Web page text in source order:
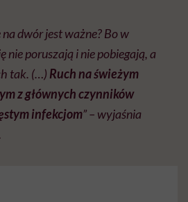
dwór jest ważne? Bo w
nie poruszają i nie pobiegają, a
tak. (…) Ruch na świeżym
z głównych czynników
infekcjom” – wyjaśnia